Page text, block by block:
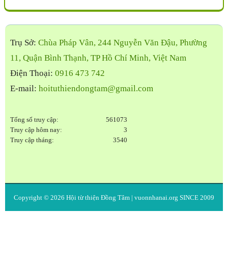
Trụ Sở: Chùa Pháp Vân, 244 Nguyễn Văn Đậu, Phường
11, Quận Bình Thạnh, TP Hồ Chí Minh, Việt Nam
Điện Thoại: 0916 473 742
E-mail: hoituthiendongtam@gmail.com
561073
Tổng số truy cập:
3
Truy cập hôm nay:
3540
Truy cập tháng:
Copyright © 2026 Hội từ thiện Đồng Tâm | vuonnhanai.org SINCE 2009